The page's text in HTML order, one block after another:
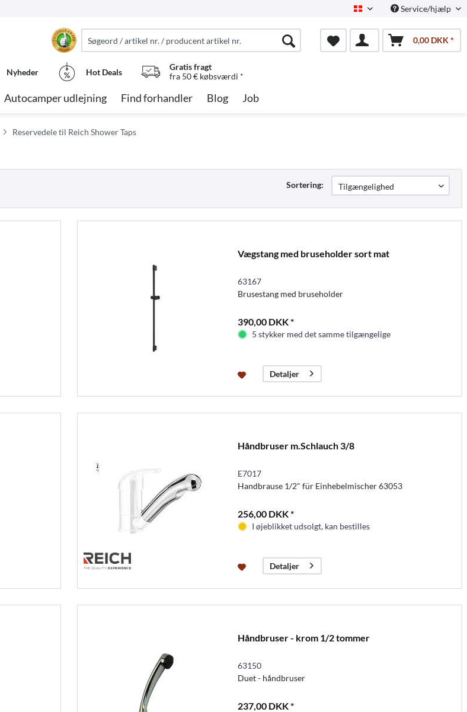
Dansk Service/hjælp
0,00 DKK *
Nyheder Hot Deals
Gratis fragt
fra 50 € købsværdi *
Autocamper udlejning Find forhandler Blog Job
Reservedele til Reich Shower Taps
Sortering:
Vægstang med bruseholder sort mat
63167
Brusestang med bruseholder
390,00 DKK *
5 stykker med det samme tilgængelige
Detaljer
Håndbruser m.Schlauch 3/8
E7017
Handbrause 1/2" für Einhebelmischer 63053
256,00 DKK *
I øjeblikket udsolgt, kan bestilles
Detaljer
Håndbruser - krom 1/2 tommer
63150
Duet - håndbruser
237,00 DKK *